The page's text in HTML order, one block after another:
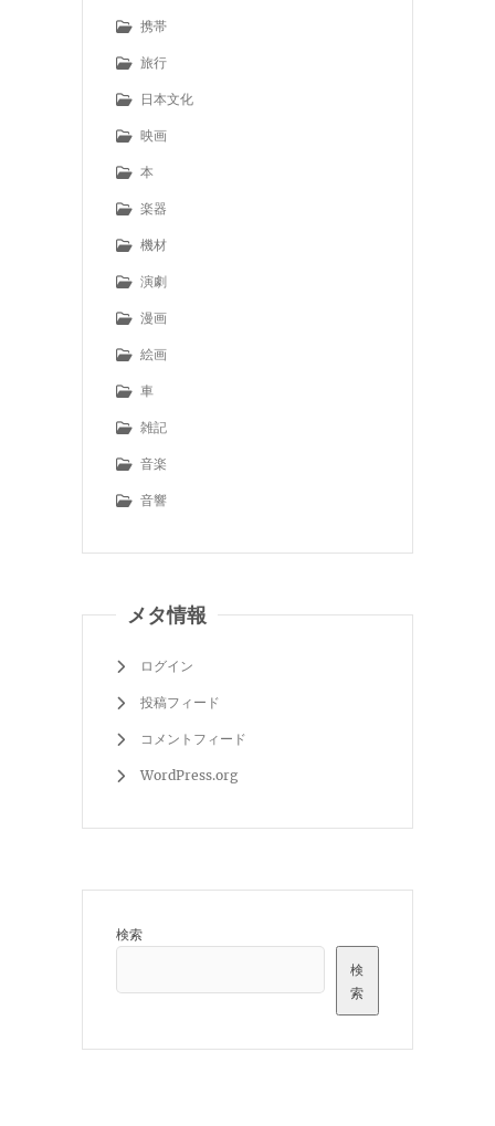
携帯
旅行
日本文化
映画
本
楽器
機材
演劇
漫画
絵画
車
雑記
音楽
音響
メタ情報
ログイン
投稿フィード
コメントフィード
WordPress.org
検索
検
索